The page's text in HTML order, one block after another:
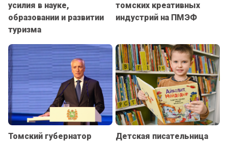
усилия в науке,
образовании и развитии
туризма
томских креативных
индустрий на ПМЭФ
Томский губернатор
Детская писательница